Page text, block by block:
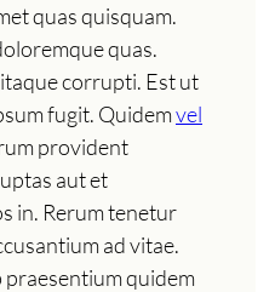
quas quisquam.
quas.
corrupti. Est ut
fugit. Quidemvel
provident
aut et
in. Rerum tenetur
ad vitae.
praesentium quidem